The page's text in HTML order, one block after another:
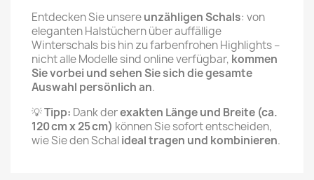
Entdecken Sie unsereunzähligen Schals: von
eleganten Halstüchern über auffällige
Winterschals bis hin zu farbenfrohen Highlights –
nicht alle Modelle sind online verfügbar, kommen
Sie vorbei und sehen Sie sich die gesamte
Auswahl persönlich an.
💡Tipp: Dank derexakten Länge und Breite (ca.
120 cm x 25 cm) können Sie sofort entscheiden,
wie Sie den Schalideal tragen und kombinieren.